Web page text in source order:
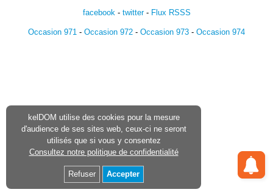
facebook- twitter- Flux RSSS
Occasion 971 - Occasion 972 - Occasion 973 - Occasion 974
kelDOM utilise des cookies pour la mesure
d'audience de ses sites web, ceux-ci ne seront
utilisés que si vous y consentez
Consultez notre politique de confidentialité
Refuser Accepter